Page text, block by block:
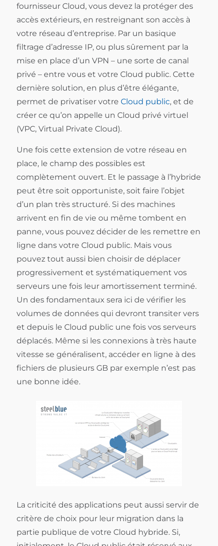
fournisseur Cloud, vous devez la protéger des
accès extérieurs, en restreignant son accès à
votre réseau d’entreprise. Par un basique
filtrage d’adresse IP, ou plus sûrement par la
mise en place d’un VPN – une sorte de canal
privé – entre vous et votre Cloud public. Cette
dernière solution, en plus d’être élégante,
permet de privatiser votre Cloud public, et de
créer ce qu’on appelle un Cloud privé virtuel
(VPC, Virtual Private Cloud).
Une fois cette extension de votre réseau en
place, le champ des possibles est
complètement ouvert. Et le passage à l’hybride
peut être soit opportuniste, soit faire l’objet
d’un plan très structuré. Si des machines
arrivent en fin de vie ou même tombent en
panne, vous pouvez décider de les remettre en
ligne dans votre Cloud public. Mais vous
pouvez tout aussi bien choisir de déplacer
progressivement et systématiquement vos
serveurs une fois leur amortissement terminé.
Un des fondamentaux sera ici de vérifier les
volumes de données qui devront transiter vers
et depuis le Cloud public une fois vos serveurs
déplacés. Même si les connexions à très haute
vitesse se généralisent, accéder en ligne à des
fichiers de plusieurs GB par exemple n’est pas
une bonne idée.
La criticité des applications peut aussi servir de
critère de choix pour leur migration dans la
partie publique de votre Cloud hybride. Si,